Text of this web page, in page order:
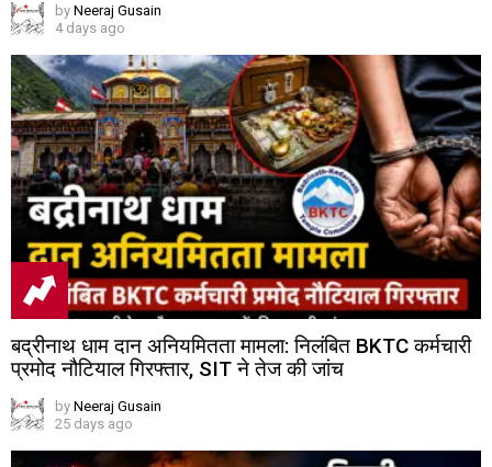
by Neeraj Gusain
4 days ago
बद्रीनाथ धाम दान अनियमितता मामला: निलंबित BKTC कर्मचारी
प्रमोद नौटियाल गिरफ्तार, SIT ने तेज की जांच
by Neeraj Gusain
25 days ago